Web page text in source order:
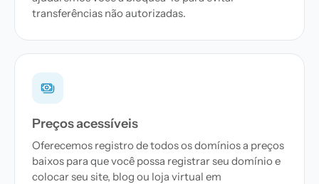
transferências não autorizadas.
Preços acessíveis
Oferecemos registro de todos os domínios a preços
baixos para que você possa registrar seu domínio e
colocar seu site, blog ou loja virtual em